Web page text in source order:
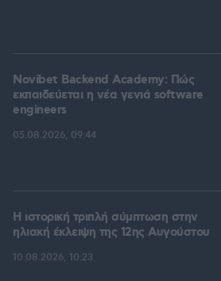
Novibet Backend Academy: Πώς
εκπαιδεύεται η νέα γενιά software
engineers
05.08.2026, 09:44
Η ιστορική τριπλή σύμπτωση στην
ηλιακή έκλειψη της 12ης Αυγούστου
10.08.2026, 10:23